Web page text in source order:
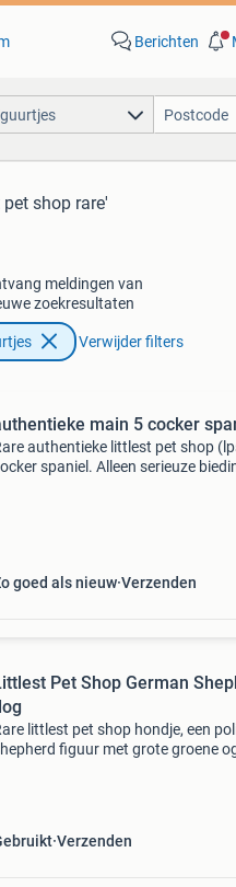
Berichten
shop rare'
meldingen van
zoekresultaten
Verwijder filters
main 5 cocker
authentieke littlest pet shop
spaniel. Alleen serieuze
goed als nieuw Verzenden
Pet Shop German
littlest pet shop hondje, een
figuur met grote groene
Verzenden